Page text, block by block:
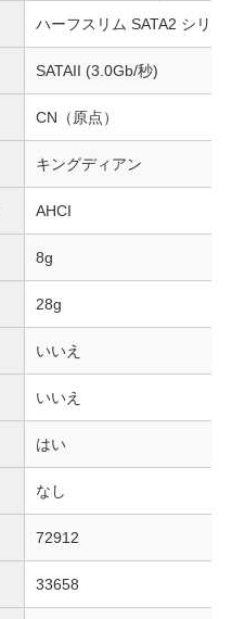
ハーフスリム SATA2 シリーズ
SATAII (3.0Gb/秒)
CN（原点）
キングディアン
AHCI
8g
28g
いいえ
いいえ
はい
なし
72912
33658